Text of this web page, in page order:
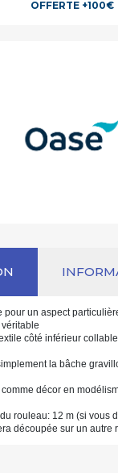
OFFERTE +100€
pour un aspect
côté inférieur
la bâche
décor en
rouleau: 12 m (si vous
découpée sur un autre